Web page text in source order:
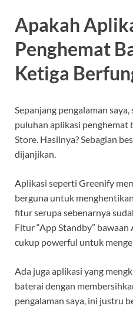
Apakah
Penghemat
Ketiga
Sepanjang pengalaman
puluhan aplikasi penghemat
Store. Hasilnya? Sebagian
dijanjikan.
Aplikasi seperti Greenify
berguna untuk
fitur serupa sebenarnya
Fitur “App Standby”
cukup powerful untuk
Ada juga aplikasi yang
baterai dengan
pengalaman saya, ini justru